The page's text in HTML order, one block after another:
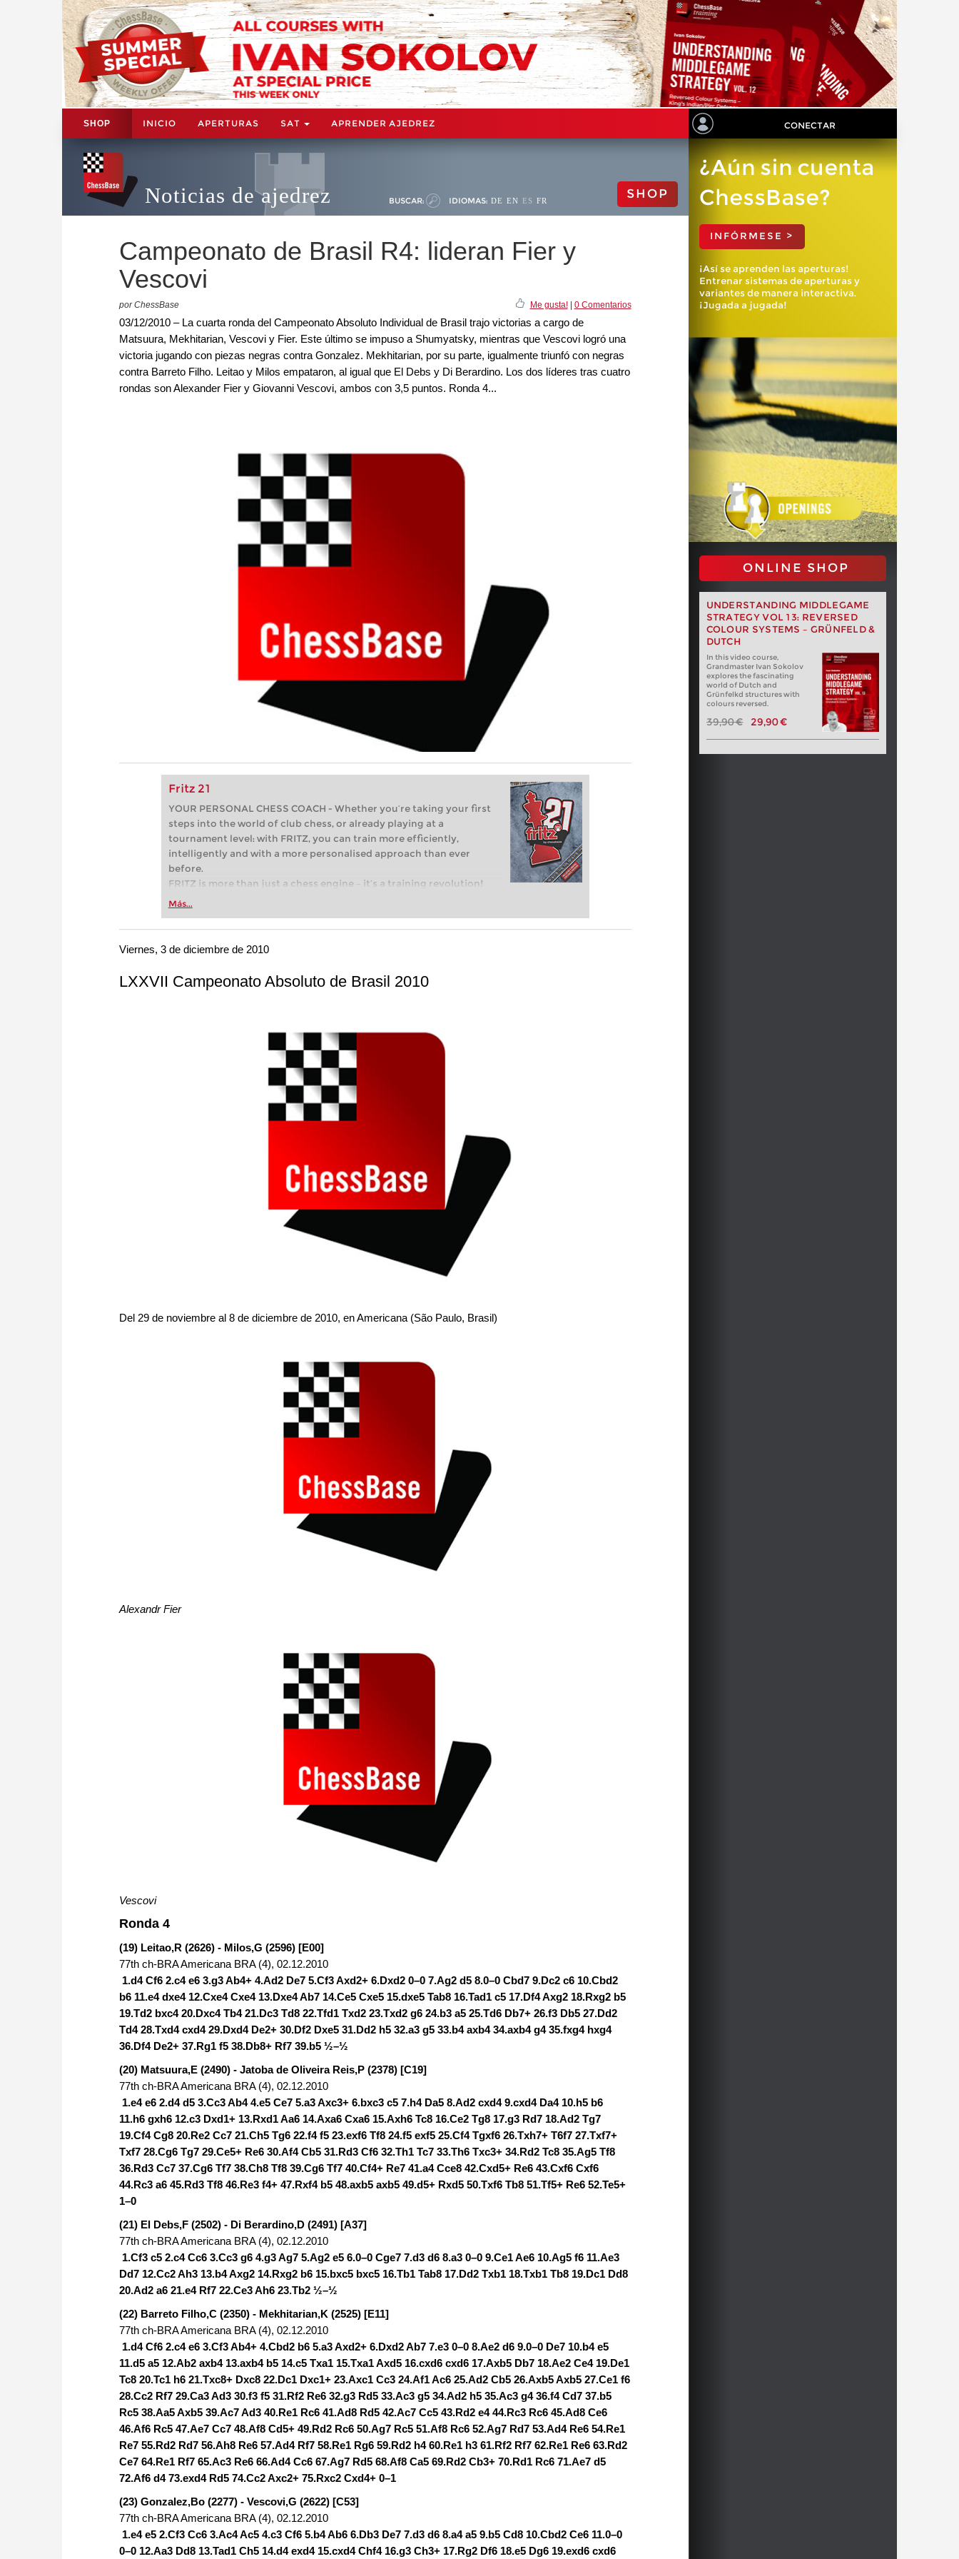
SHOP INICIO APERTURAS SAT APRENDER AJEDREZ CONECTAR
Noticias de ajedrez BUSCAR: IDIOMAS: DE EN ES FR SHOP
Campeonato de Brasil R4: lideran Fier y
Vescovi
por ChessBase Me gusta!| 0 Comentarios
03/12/2010 – La cuarta ronda del Campeonato Absoluto Individual de Brasil trajo victorias a cargo de
Matsuura, Mekhitarian, Vescovi y Fier. Este último se impuso a Shumyatsky, mientras que Vescovi logró una
victoria jugando con piezas negras contra Gonzalez. Mekhitarian, por su parte, igualmente triunfó con negras
contra Barreto Filho. Leitao y Milos empataron, al igual que El Debs y Di Berardino. Los dos líderes tras cuatro
rondas son Alexander Fier y Giovanni Vescovi, ambos con 3,5 puntos. Ronda 4...
Fritz 21
YOUR PERSONAL CHESS COACH - Whether you’re taking your first
steps into the world of club chess, or already playing at a
tournament level: with FRITZ, you can train more efficiently,
intelligently and with a more personalised approach than ever
before.
FRITZ is more than just a chess engine – it’s a training revolution!
Whether you’re taking your first steps into the world of club chess,
more efficiently, intelligently and with a more personalised
approach than ever before.
Más...
¿Aún sin cuenta
ChessBase?
INFÓRMESE >
¡Así se aprenden las aperturas!
Entrenar sistemas de aperturas y
variantes de manera interactiva.
¡Jugada a jugada!
ONLINE SHOP
UNDERSTANDING MIDDLEGAME
STRATEGY VOL 13: REVERSED
COLOUR SYSTEMS – GRÜNFELD &
DUTCH
In this video course,
Grandmaster Ivan Sokolov
explores the fascinating
world of Dutch and
Grünfelkd structures with
colours reversed.
39,90 € 29,90 €
Viernes, 3 de diciembre de 2010
LXXVII Campeonato Absoluto de Brasil 2010
Del 29 de noviembre al 8 de diciembre de 2010, en Americana (São Paulo, Brasil)
Alexandr Fier
Vescovi
Ronda 4
(19) Leitao,R (2626) - Milos,G (2596) [E00]
77th ch-BRA Americana BRA (4), 02.12.2010
1.d4 Cf6 2.c4 e6 3.g3 Ab4+ 4.Ad2 De7 5.Cf3 Axd2+ 6.Dxd2 0–0 7.Ag2 d5 8.0–0 Cbd7 9.Dc2 c6 10.Cbd2
b6 11.e4 dxe4 12.Cxe4 Cxe4 13.Dxe4 Ab7 14.Ce5 Cxe5 15.dxe5 Tab8 16.Tad1 c5 17.Df4 Axg2 18.Rxg2 b5
19.Td2 bxc4 20.Dxc4 Tb4 21.Dc3 Td8 22.Tfd1 Txd2 23.Txd2 g6 24.b3 a5 25.Td6 Db7+ 26.f3 Db5 27.Dd2
Td4 28.Txd4 cxd4 29.Dxd4 De2+ 30.Df2 Dxe5 31.Dd2 h5 32.a3 g5 33.b4 axb4 34.axb4 g4 35.fxg4 hxg4
36.Df4 De2+ 37.Rg1 f5 38.Db8+ Rf7 39.b5 ½–½
(20) Matsuura,E (2490) - Jatoba de Oliveira Reis,P (2378) [C19]
77th ch-BRA Americana BRA (4), 02.12.2010
1.e4 e6 2.d4 d5 3.Cc3 Ab4 4.e5 Ce7 5.a3 Axc3+ 6.bxc3 c5 7.h4 Da5 8.Ad2 cxd4 9.cxd4 Da4 10.h5 b6
11.h6 gxh6 12.c3 Dxd1+ 13.Rxd1 Aa6 14.Axa6 Cxa6 15.Axh6 Tc8 16.Ce2 Tg8 17.g3 Rd7 18.Ad2 Tg7
19.Cf4 Cg8 20.Re2 Cc7 21.Ch5 Tg6 22.f4 f5 23.exf6 Tf8 24.f5 exf5 25.Cf4 Tgxf6 26.Txh7+ T6f7 27.Txf7+
Txf7 28.Cg6 Tg7 29.Ce5+ Re6 30.Af4 Cb5 31.Rd3 Cf6 32.Th1 Tc7 33.Th6 Txc3+ 34.Rd2 Tc8 35.Ag5 Tf8
36.Rd3 Cc7 37.Cg6 Tf7 38.Ch8 Tf8 39.Cg6 Tf7 40.Cf4+ Re7 41.a4 Cce8 42.Cxd5+ Re6 43.Cxf6 Cxf6
44.Rc3 a6 45.Rd3 Tf8 46.Re3 f4+ 47.Rxf4 b5 48.axb5 axb5 49.d5+ Rxd5 50.Txf6 Tb8 51.Tf5+ Re6 52.Te5+
1–0
(21) El Debs,F (2502) - Di Berardino,D (2491) [A37]
77th ch-BRA Americana BRA (4), 02.12.2010
1.Cf3 c5 2.c4 Cc6 3.Cc3 g6 4.g3 Ag7 5.Ag2 e5 6.0–0 Cge7 7.d3 d6 8.a3 0–0 9.Ce1 Ae6 10.Ag5 f6 11.Ae3
Dd7 12.Cc2 Ah3 13.b4 Axg2 14.Rxg2 b6 15.bxc5 bxc5 16.Tb1 Tab8 17.Dd2 Txb1 18.Txb1 Tb8 19.Dc1 Dd8
20.Ad2 a6 21.e4 Rf7 22.Ce3 Ah6 23.Tb2 ½–½
(22) Barreto Filho,C (2350) - Mekhitarian,K (2525) [E11]
77th ch-BRA Americana BRA (4), 02.12.2010
1.d4 Cf6 2.c4 e6 3.Cf3 Ab4+ 4.Cbd2 b6 5.a3 Axd2+ 6.Dxd2 Ab7 7.e3 0–0 8.Ae2 d6 9.0–0 De7 10.b4 e5
11.d5 a5 12.Ab2 axb4 13.axb4 b5 14.c5 Txa1 15.Txa1 Axd5 16.cxd6 cxd6 17.Axb5 Db7 18.Ae2 Ce4 19.De1
Tc8 20.Tc1 h6 21.Txc8+ Dxc8 22.Dc1 Dxc1+ 23.Axc1 Cc3 24.Af1 Ac6 25.Ad2 Cb5 26.Axb5 Axb5 27.Ce1 f6
28.Cc2 Rf7 29.Ca3 Ad3 30.f3 f5 31.Rf2 Re6 32.g3 Rd5 33.Ac3 g5 34.Ad2 h5 35.Ac3 g4 36.f4 Cd7 37.b5
Rc5 38.Aa5 Axb5 39.Ac7 Ad3 40.Re1 Rc6 41.Ad8 Rd5 42.Ac7 Cc5 43.Rd2 e4 44.Rc3 Rc6 45.Ad8 Ce6
46.Af6 Rc5 47.Ae7 Cc7 48.Af8 Cd5+ 49.Rd2 Rc6 50.Ag7 Rc5 51.Af8 Rc6 52.Ag7 Rd7 53.Ad4 Re6 54.Re1
Re7 55.Rd2 Rd7 56.Ah8 Re6 57.Ad4 Rf7 58.Re1 Rg6 59.Rd2 h4 60.Re1 h3 61.Rf2 Rf7 62.Re1 Re6 63.Rd2
Ce7 64.Re1 Rf7 65.Ac3 Re6 66.Ad4 Cc6 67.Ag7 Rd5 68.Af8 Ca5 69.Rd2 Cb3+ 70.Rd1 Rc6 71.Ae7 d5
72.Af6 d4 73.exd4 Rd5 74.Cc2 Axc2+ 75.Rxc2 Cxd4+ 0–1
(23) Gonzalez,Bo (2277) - Vescovi,G (2622) [C53]
77th ch-BRA Americana BRA (4), 02.12.2010
1.e4 e5 2.Cf3 Cc6 3.Ac4 Ac5 4.c3 Cf6 5.b4 Ab6 6.Db3 De7 7.d3 d6 8.a4 a5 9.b5 Cd8 10.Cbd2 Ce6 11.0–0
0–0 12.Aa3 Dd8 13.Tad1 Ch5 14.d4 exd4 15.cxd4 Chf4 16.g3 Ch3+ 17.Rg2 Df6 18.e5 Dg6 19.exd6 cxd6